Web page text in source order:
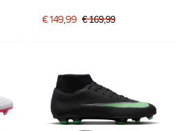
Felgroen
€ 149,99 € 169,99